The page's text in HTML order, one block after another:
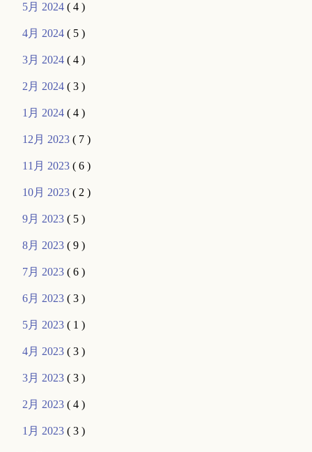
5月 2024( 4 )
4月 2024( 5 )
3月 2024( 4 )
2月 2024( 3 )
1月 2024( 4 )
12月 2023( 7 )
11月 2023( 6 )
10月 2023( 2 )
9月 2023( 5 )
8月 2023( 9 )
7月 2023( 6 )
6月 2023( 3 )
5月 2023( 1 )
4月 2023( 3 )
3月 2023( 3 )
2月 2023( 4 )
1月 2023( 3 )